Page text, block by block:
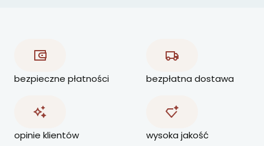
bezpieczne płatności bezpłatna dostawa
opinie klientów wysoka jakość